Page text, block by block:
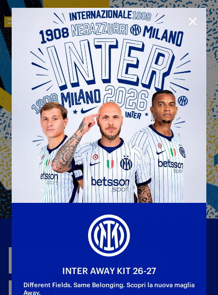
I
COLLECTION,
INTER AWAY KIT 26-27
Different Fields. Same Belonging. Scopri la nuova maglia
Away.